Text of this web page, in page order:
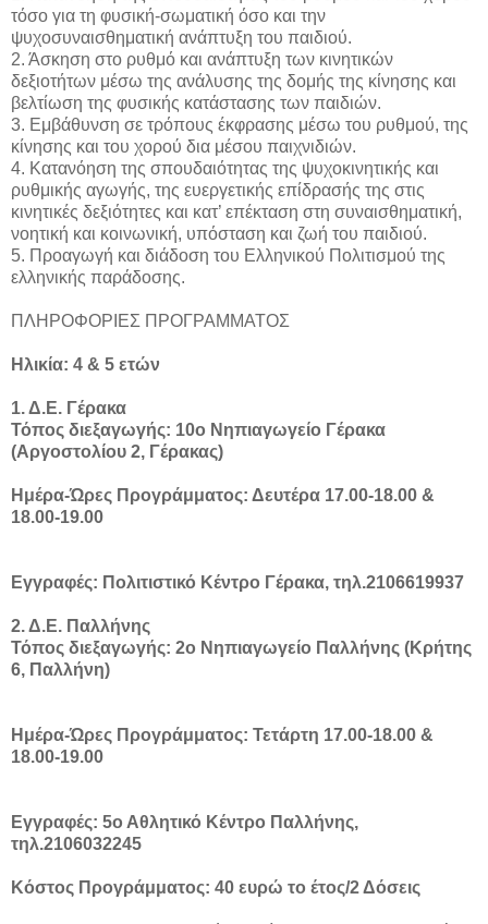
τόσο για τη φυσική-σωματική όσο και την
ψυχοσυναισθηματική ανάπτυξη του παιδιού.
2. Άσκηση στο ρυθμό και ανάπτυξη των κινητικών
δεξιοτήτων μέσω της ανάλυσης της δομής της κίνησης και
βελτίωση της φυσικής κατάστασης των παιδιών.
3. Εμβάθυνση σε τρόπους έκφρασης μέσω του ρυθμού, της
κίνησης και του χορού δια μέσου παιχνιδιών.
4. Κατανόηση της σπουδαιότητας της ψυχοκινητικής και
ρυθμικής αγωγής, της ευεργετικής επίδρασής της στις
κινητικές δεξιότητες και κατ’ επέκταση στη συναισθηματική,
νοητική και κοινωνική, υπόσταση και ζωή του παιδιού.
5. Προαγωγή και διάδοση του Ελληνικού Πολιτισμού της
ελληνικής παράδοσης.
ΠΛΗΡΟΦΟΡΙΕΣ ΠΡΟΓΡΑΜΜΑΤΟΣ
Ηλικία: 4 & 5 ετών
1. Δ.Ε. Γέρακα
Τόπος διεξαγωγής: 10ο Νηπιαγωγείο Γέρακα
(Αργοστολίου 2, Γέρακας)
Ημέρα-Ώρες Προγράμματος: Δευτέρα 17.00-18.00 &
18.00-19.00
Εγγραφές: Πολιτιστικό Κέντρο Γέρακα, τηλ.2106619937
2. Δ.Ε. Παλλήνης
Τόπος διεξαγωγής: 2ο Νηπιαγωγείο Παλλήνης (Κρήτης
6, Παλλήνη)
Ημέρα-Ώρες Προγράμματος: Τετάρτη 17.00-18.00 &
18.00-19.00
Εγγραφές: 5ο Αθλητικό Κέντρο Παλλήνης,
τηλ.2106032245
Κόστος Προγράμματος: 40 ευρώ το έτος/2 Δόσεις